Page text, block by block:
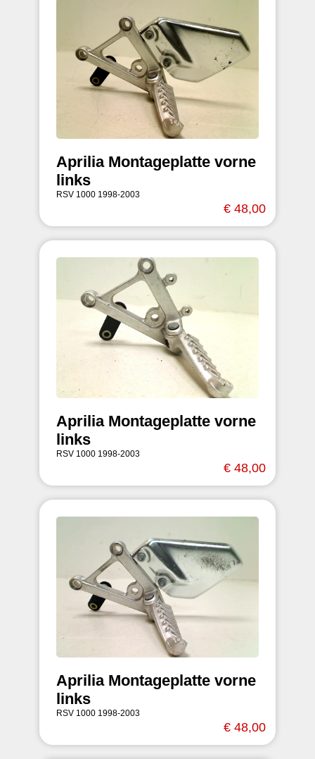
Aprilia Montageplatte vorne
links
RSV 1000 1998-2003
€ 48,00
Aprilia Montageplatte vorne
links
RSV 1000 1998-2003
€ 48,00
Aprilia Montageplatte vorne
links
RSV 1000 1998-2003
€ 48,00